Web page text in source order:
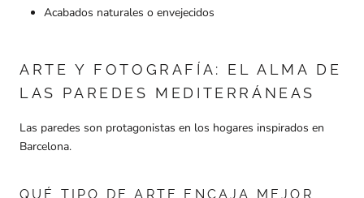
Acabados naturales o envejecidos
ARTE Y FOTOGRAFÍA: EL ALMA DE
LAS PAREDES MEDITERRÁNEAS
Las paredes son protagonistas en los hogares inspirados en
Barcelona.
QUÉ TIPO DE ARTE ENCAJA MEJOR